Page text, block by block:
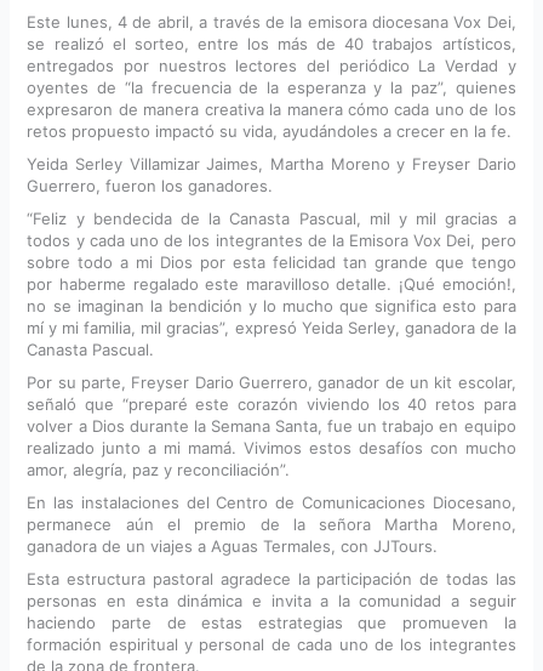
Este lunes, 4 de abril, a través de la emisora diocesana Vox Dei,
se realizó el sorteo, entre los más de 40 trabajos artísticos,
entregados por nuestros lectores del periódico La Verdad y
oyentes de “la frecuencia de la esperanza y la paz”, quienes
expresaron de manera creativa la manera cómo cada uno de los
retos propuesto impactó su vida, ayudándoles a crecer en la fe.
Yeida Serley Villamizar Jaimes, Martha Moreno y Freyser Dario
Guerrero, fueron los ganadores.
“Feliz y bendecida de la Canasta Pascual, mil y mil gracias a
todos y cada uno de los integrantes de la Emisora Vox Dei, pero
sobre todo a mi Dios por esta felicidad tan grande que tengo
por haberme regalado este maravilloso detalle. ¡Qué emoción!,
no se imaginan la bendición y lo mucho que significa esto para
mí y mi familia, mil gracias”, expresó Yeida Serley, ganadora de la
Canasta Pascual.
Por su parte, Freyser Dario Guerrero, ganador de un kit escolar,
señaló que “preparé este corazón viviendo los 40 retos para
volver a Dios durante la Semana Santa, fue un trabajo en equipo
realizado junto a mi mamá. Vivimos estos desafíos con mucho
amor, alegría, paz y reconciliación”.
En las instalaciones del Centro de Comunicaciones Diocesano,
permanece aún el premio de la señora Martha Moreno,
ganadora de un viajes a Aguas Termales, con JJTours.
Esta estructura pastoral agradece la participación de todas las
personas en esta dinámica e invita a la comunidad a seguir
haciendo parte de estas estrategias que promueven la
formación espiritual y personal de cada uno de los integrantes
de la zona de frontera.